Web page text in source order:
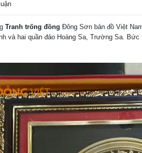
Tranh trống đồng Đông Sơn bản đồ Việt
và hai quần đảo Hoàng Sa, Trường Sa.